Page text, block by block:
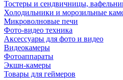
Тостеры и сендвичницы,
Холодильники и морозильные
Микроволновые печи
Фото-видео техника
Аксессуары для фото и видео
Видеокамеры
Фотоаппараты
Экшн-камеры
Товары для геймеров